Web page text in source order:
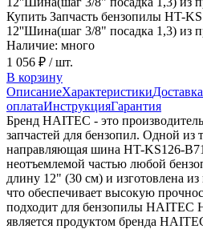
Купить Запчасть бензопилы HT-
12''Шина(шаг 3/8" посадка 1,3) из
Наличие: много
1 056 ₽ / шт.
В корзину
ОписаниеХарактеристики
оплатаИнструкцияГарантия
Бренд HAITEC - это
запчастей для бензопил. Одной из
направляющая шина HT-KS126-
неотъемлемой частью любой
длину 12" (30 см) и изготовлена
что обеспечивает высокую
подходит для бензопилы HAITEC
является продуктом бренда